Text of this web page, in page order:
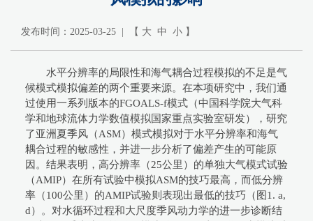
发布时间：2025-03-25 | 【 大 中 小 】
水平分辨率的局限性和海气耦合过程模拟的不足是气
候模式模拟偏差的两个重要来源。在本项研究中，我们通
过使用一系列版本的FGOALS-f模式（中国科学院大气科
学和地球流体力学数值模拟国家重点实验室研发），研究
了亚洲夏季风（ASM）模式模拟对于水平分辨率和海气
耦合过程的敏感性，并进一步分析了偏差产生的可能原
因。结果表明，高分辨率（25公里）的单独大气模式试验
（AMIP）在所有试验中模拟ASM的技巧最高，而低分辨
率（100公里）的AMIP试验则表现出最低的技巧（图1. a,
d）。对水循环过程和大尺度季风动力学的进一步诊断结